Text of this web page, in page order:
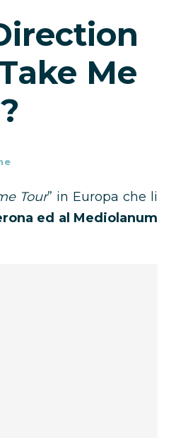
Me
Tour” in Europa che li
ed al Mediolanum